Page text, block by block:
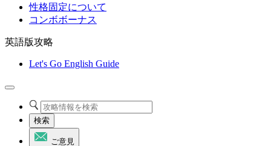
性格固定について
コンボボーナス
英語版攻略
Let's Go English Guide
検索
ご意見